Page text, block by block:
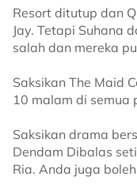
Resort ditutup dan
Jay. Tetapi Suhana
salah dan mereka
Saksikan The Maid
10 malam di semua
Saksikan drama
Dendam Dibalas
Ria. Anda juga